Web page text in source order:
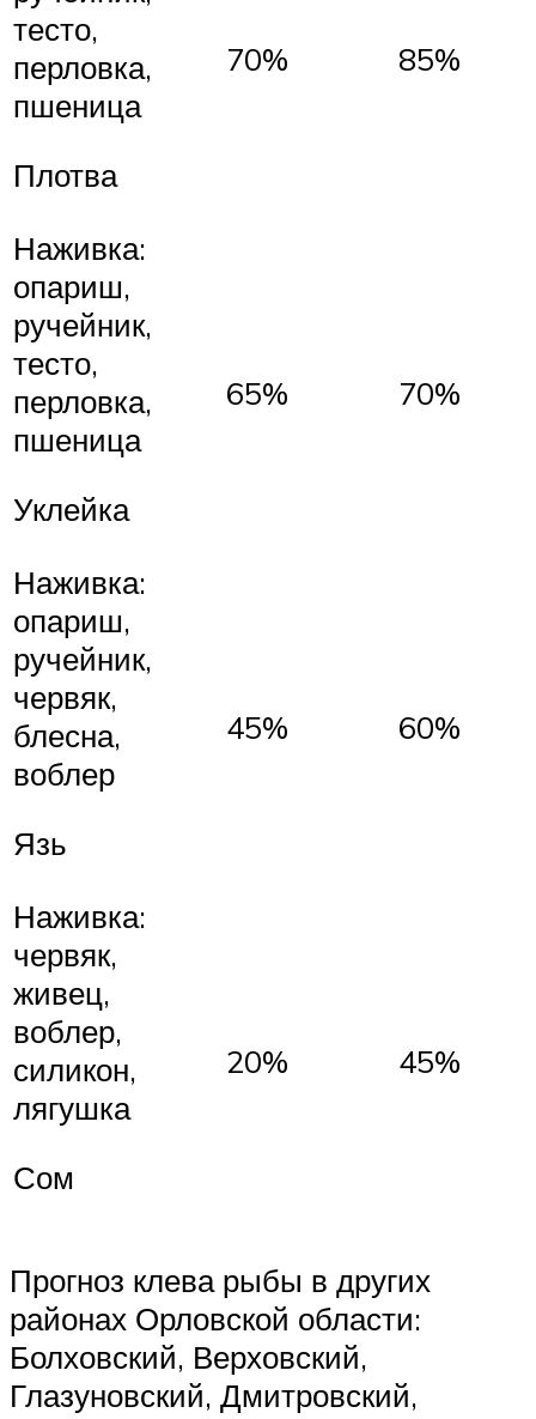
тесто,
перловка,
пшеница
Плотва
70% 85%
Наживка:
опариш,
ручейник,
тесто,
перловка,
пшеница
Уклейка
65% 70%
Наживка:
опариш,
ручейник,
червяк,
блесна,
воблер
Язь
45% 60%
Наживка:
червяк,
живец,
воблер,
силикон,
лягушка
Сом
20% 45%
Прогноз клева рыбы в других
районах Орловской области:
Болховский, Верховский,
Глазуновский, Дмитровский,